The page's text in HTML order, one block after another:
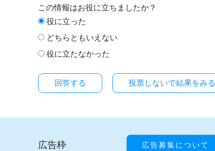
この情報はお役に立ちましたか？
役に立った
どちらともいえない
役に立たなかった
投票しないで結果をみる
広告枠 広告募集について